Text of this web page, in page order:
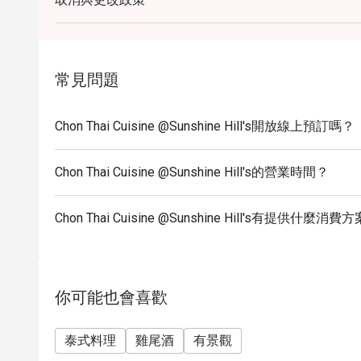
常見問題
Chon Thai Cuisine @Sunshine Hill's開放線上預訂嗎？
Chon Thai Cuisine @Sunshine Hill's的營業時間？
Chon Thai Cuisine @Sunshine Hill's有提供什麼消費方
你可能也會喜歡
泰式料理 雞尾酒 有景觀